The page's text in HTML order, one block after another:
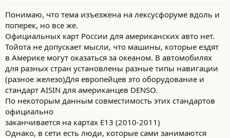
м
ы
а
л
а
Понимаю, что тема изъезжена на лексусфоруме вдоль и
поперек, но все же.
Официальных карт России для американских авто нет.
Тойота не допускает мысли, что машины, которые ездят
в Америке могут оказаться за океаном. В автомобилях
для разных стран установлены разные типы навигации
(разное железо)Для европейцев это оборудование и
стандарт AISIN для американцев DENSO.
По некоторым данным совместимость этих стандартов
официально
заканчивается на картах Е13 (2010-2011)
Однако, в сети есть люди, которые сами занимаются